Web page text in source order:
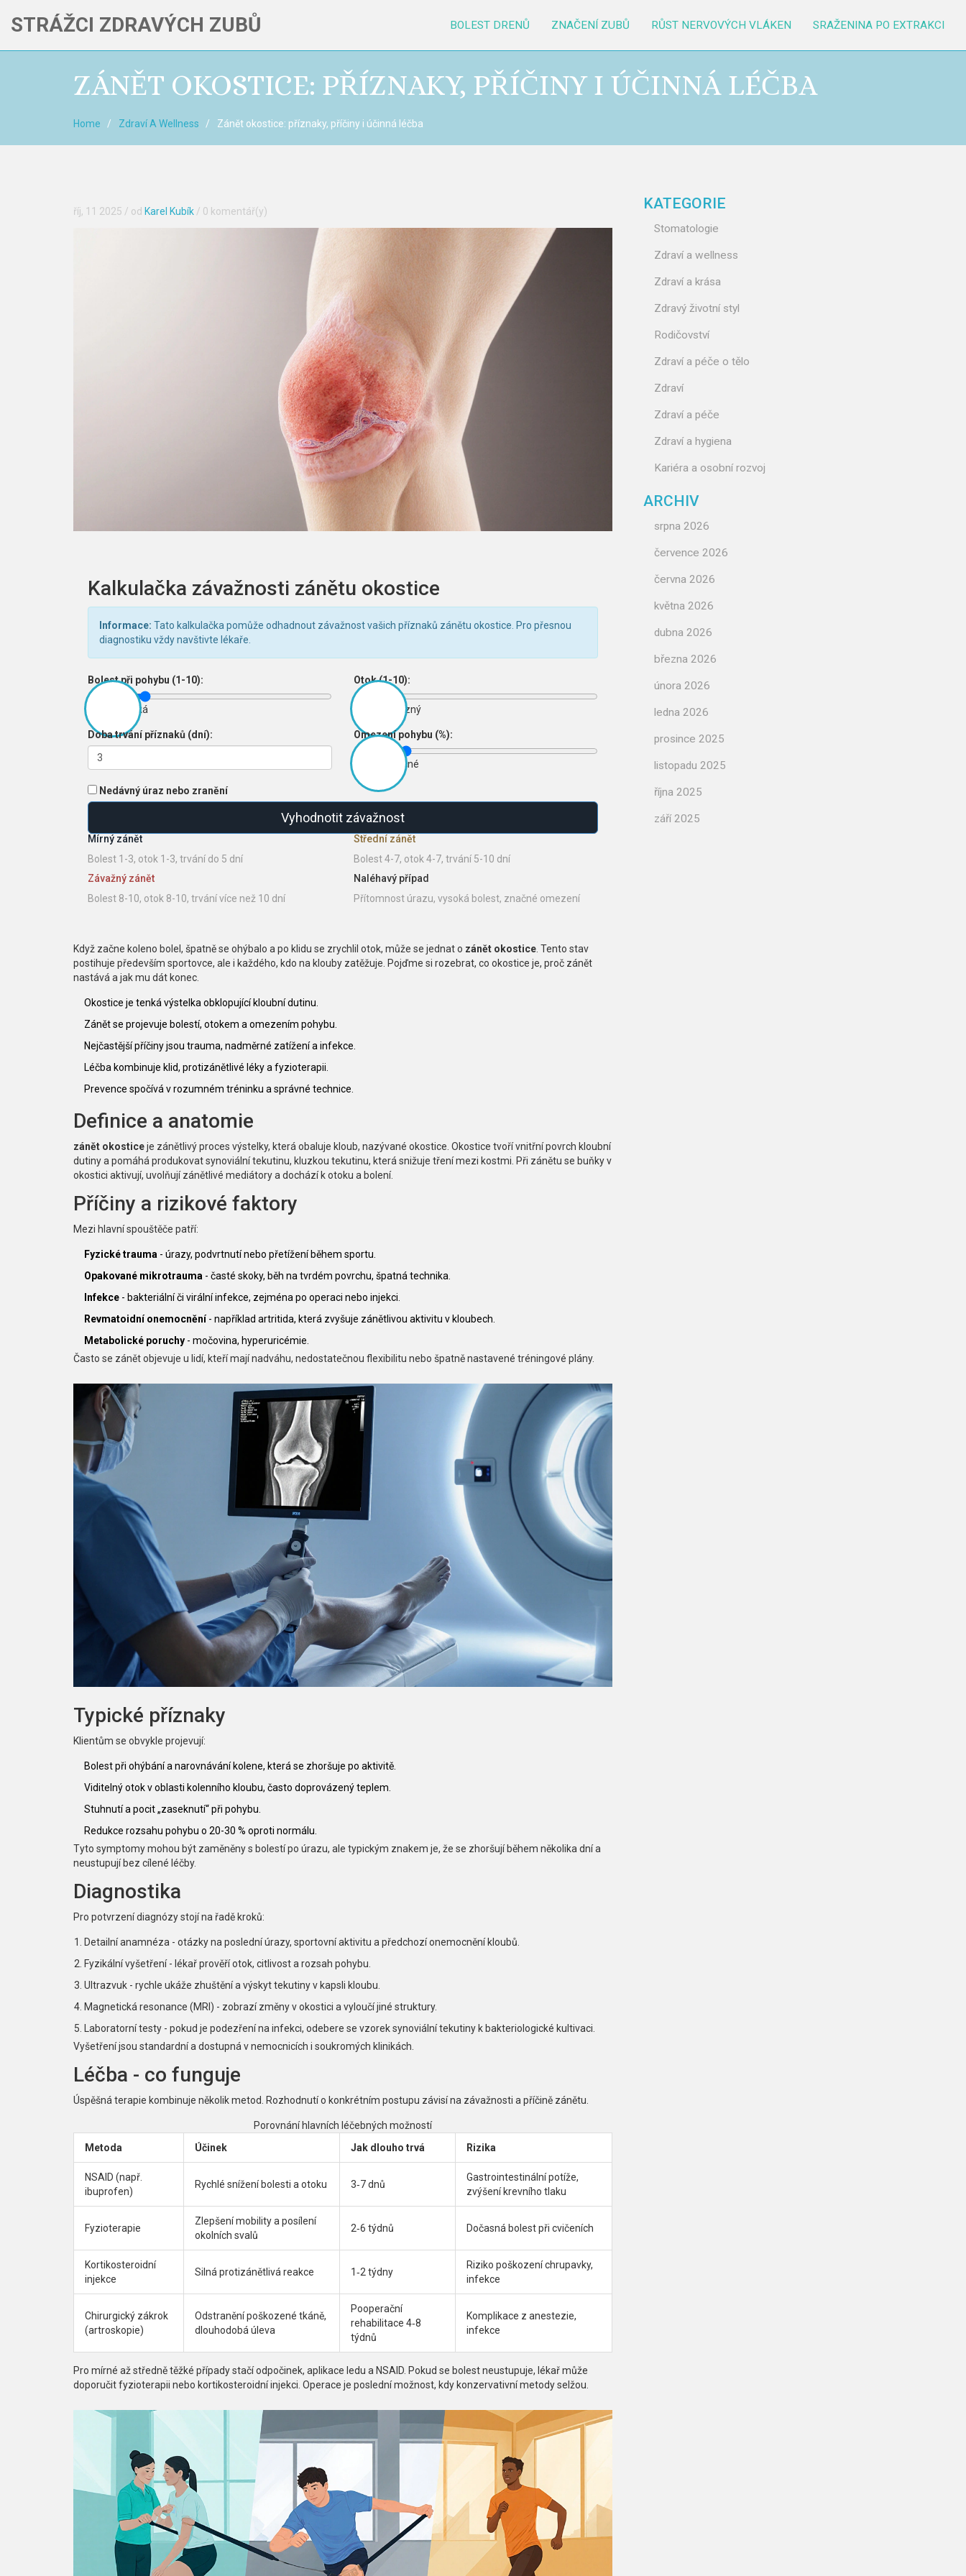
STRÁŽCI ZDRAVÝCH ZUBŮ BOLEST DRENŮ ZNAČENÍ ZUBŮ RŮST NERVOVÝCH VLÁKEN SRAŽENINA PO EXTRAKCI
ZÁNĚT OKOSTICE: PŘÍZNAKY, PŘÍČINY I ÚČINNÁ LÉČBA
Home Zdraví A Wellness Zánět okostice: příznaky, příčiny i účinná léčba
říj, 11 2025 / od Karel Kubík / 0 komentář(y)
Kalkulačka závažnosti zánětu okostice
Informace: Tato kalkulačka pomůže odhadnout závažnost vašich příznaků zánětu okostice. Pro přesnou
diagnostiku vždy navštivte lékaře.
Bolest při pohybu (1-10):
Vysoká
Otok (1-10):
Výrazný
Doba trvání příznaků (dní): Omezení pohybu (%):
Značné
Nedávný úraz nebo zranění
Vyhodnotit závažnost
Mírný zánět
Bolest 1-3, otok 1-3, trvání do 5 dní
Střední zánět
Bolest 4-7, otok 4-7, trvání 5-10 dní
Závažný zánět
Bolest 8-10, otok 8-10, trvání více než 10 dní
Naléhavý případ
Přítomnost úrazu, vysoká bolest, značné omezení
Když začne koleno bolel, špatně se ohýbalo a po klidu se zrychlil otok, může se jednat o zánět okostice . Tento stav
postihuje především sportovce, ale i každého, kdo na klouby zatěžuje. Pojďme si rozebrat, co okostice je, proč zánět
nastává a jak mu dát konec.
Okostice je tenká výstelka obklopující kloubní dutinu.
Zánět se projevuje bolestí, otokem a omezením pohybu.
Nejčastější příčiny jsou trauma, nadměrné zatížení a infekce.
Léčba kombinuje klid, protizánětlivé léky a fyzioterapii.
Prevence spočívá v rozumném tréninku a správné technice.
Definice a anatomie
zánět okosticeje zánětlivý proces výstelky, která obaluje kloub, nazývané okostice . Okostice tvoří vnitřní povrch kloubní
dutiny a pomáhá produkovatsynoviální tekutinu, kluzkou tekutinu, která snižuje tření mezi kostmi. Při zánětu se buňky v
okostici aktivují, uvolňují zánětlivé mediátory a dochází k otoku a bolení.
Příčiny a rizikové faktory
Mezi hlavní spouštěče patří:
Fyzické trauma - úrazy, podvrtnutí nebo přetížení během sportu.
Opakované mikrotrauma - časté skoky, běh na tvrdém povrchu, špatná technika.
Infekce - bakteriální či virální infekce, zejména po operaci nebo injekci.
Revmatoidní onemocnění- například artritida, která zvyšuje zánětlivou aktivitu v kloubech.
Metabolické poruchy - močovina, hyperuricémie.
Často se zánět objevuje u lidí, kteří mají nadváhu, nedostatečnou flexibilitu nebo špatně nastavené tréningové plány.
Typické příznaky
Klientům se obvykle projevují:
Bolest při ohýbání a narovnávání kolene, která se zhoršuje po aktivitě.
Viditelný otok v oblasti kolenního kloubu, často doprovázený teplem.
Stuhnutí a pocit „zaseknutí“ při pohybu.
Redukce rozsahu pohybu o 20-30 % oproti normálu.
Tyto symptomy mohou být zaměněny s bolestí po úrazu, ale typickým znakem je, že se zhoršují během několika dní a
neustupují bez cílené léčby.
Diagnostika
Pro potvrzení diagnózy stojí na řadě kroků:
Detailní anamnéza - otázky na poslední úrazy, sportovní aktivitu a předchozí onemocnění kloubů.
Fyzikální vyšetření - lékař prověří otok, citlivost a rozsah pohybu.
Ultrazvuk - rychle ukáže zhuštění a výskyt tekutiny v kapsli kloubu.
Magnetická resonance (MRI) - zobrazí změny v okostici a vyloučí jiné struktury.
Laboratorní testy - pokud je podezření na infekci, odebere se vzorek synoviální tekutiny k bakteriologické kultivaci.
Vyšetření jsou standardní a dostupná v nemocnicích i soukromých klinikách.
Léčba - co funguje
Úspěšná terapie kombinuje několik metod. Rozhodnutí o konkrétním postupu závisí na závažnosti a příčině zánětu.
Porovnání hlavních léčebných možností
Metoda
Účinek Jak dlouho trvá Rizika
NSAID (např.
ibuprofen)
Rychlé snížení bolesti a otoku 3‑7 dnů
Gastrointestinální potíže,
zvýšení krevního tlaku
Fyzioterapie
Zlepšení mobility a posílení
okolních svalů
2‑6 týdnů Dočasná bolest při cvičeních
Kortikosteroidní
injekce
Silná protizánětlivá reakce 1‑2 týdny
Riziko poškození chrupavky,
infekce
Chirurgický zákrok
(artroskopie)
Odstranění poškozené tkáně,
dlouhodobá úleva
Pooperační
rehabilitace 4‑8
týdnů
Komplikace z anestezie,
infekce
Pro mírné až středně těžké případy stačí odpočinek, aplikace ledu a NSAID . Pokud se bolest neustupuje, lékař může
doporučitfyzioterapii nebo kortikosteroidní injekci . Operace je poslední možnost, kdy konzervativní metody selžou.
KATEGORIE
Stomatologie
Zdraví a wellness
Zdraví a krása
Zdravý životní styl
Rodičovství
Zdraví a péče o tělo
Zdraví
Zdraví a péče
Zdraví a hygiena
Kariéra a osobní rozvoj
ARCHIV
srpna 2026
července 2026
června 2026
května 2026
dubna 2026
března 2026
února 2026
ledna 2026
prosince 2025
listopadu 2025
října 2025
září 2025